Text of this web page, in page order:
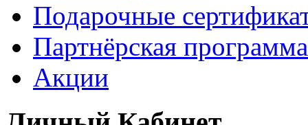
Подарочные
Партнёрская программа
Акции